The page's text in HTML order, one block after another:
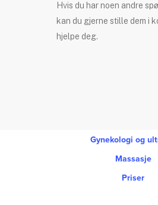
Hvis du har noen andre
kan du gjerne stille dem i
hjelpe deg.
Gynekologi og
Massasje
Priser